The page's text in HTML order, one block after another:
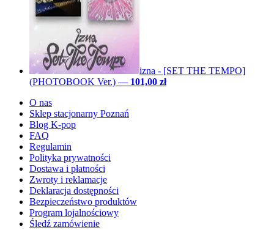
izna - [SET THE TEMPO]
(PHOTOBOOK Ver.) — 101,00 zł
O nas
Sklep stacjonarny Poznań
Blog K-pop
FAQ
Regulamin
Polityka prywatności
Dostawa i płatności
Zwroty i reklamacje
Deklaracja dostępności
Bezpieczeństwo produktów
Program lojalnościowy
Śledź zamówienie